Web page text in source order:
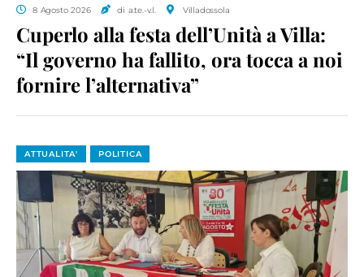
8 Agosto 2026 di a.te.-v.l. Villadossola
Cuperlo alla festa dell’Unità a Villa:
“Il governo ha fallito, ora tocca a noi
fornire l’alternativa”
ATTUALITA' POLITICA